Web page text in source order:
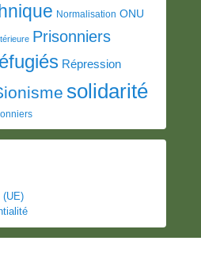
Normalisation ONU
Prisonniers
Répression
solidarité
(UE)